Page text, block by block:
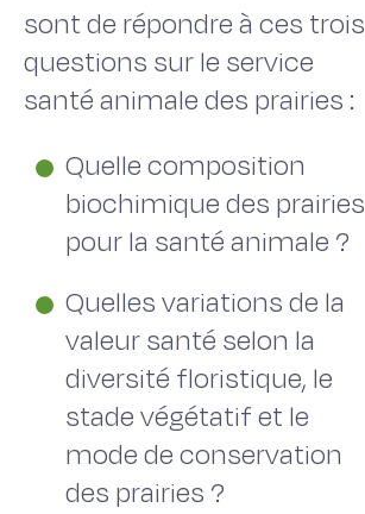
sont de répondre à ces trois
questions sur le service
santé animale des prairies :
Quelle composition
biochimique des prairies
pour la santé animale ?
Quelles variations de la
valeur santé selon la
diversité floristique, le
stade végétatif et le
mode de conservation
des prairies ?